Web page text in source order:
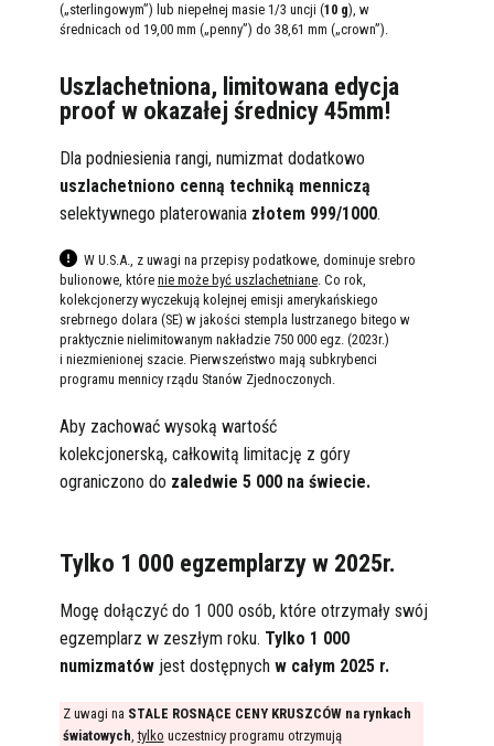
(„sterlingowym”) lub niepełnej masie 1/3 uncji (10 g), w
średnicach od 19,00 mm („penny”) do 38,61 mm („crown”).
Uszlachetniona, limitowana edycja
proof w okazałej średnicy 45mm!
Dla podniesienia rangi, numizmat dodatkowo
uszlachetniono cenną techniką menniczą
selektywnego platerowania złotem 999/1000.
W U.S.A., z uwagi na przepisy podatkowe, dominuje srebro
bulionowe, które nie może być uszlachetniane . Co rok,
kolekcjonerzy wyczekują kolejnej emisji amerykańskiego
srebrnego dolara (SE) w jakości stempla lustrzanego bitego w
praktycznie nielimitowanym nakładzie 750 000 egz. (2023r.)
i niezmienionej szacie. Pierwszeństwo mają subkrybenci
programu mennicy rządu Stanów Zjednoczonych.
Aby zachować wysoką wartość
kolekcjonerską, całkowitą limitację z góry
ograniczono do zaledwie 5 000 na świecie.
Tylko 1 000 egzemplarzy w 2025r.
Mogę dołączyć do 1 000 osób, które otrzymały swój
egzemplarz w zeszłym roku. Tylko 1 000
numizmatów jest dostępnych w całym 2025 r.
Z uwagi na STALE ROSNĄCE CENY KRUSZCÓW na rynkach
światowych,tylko uczestnicy programu otrzymują